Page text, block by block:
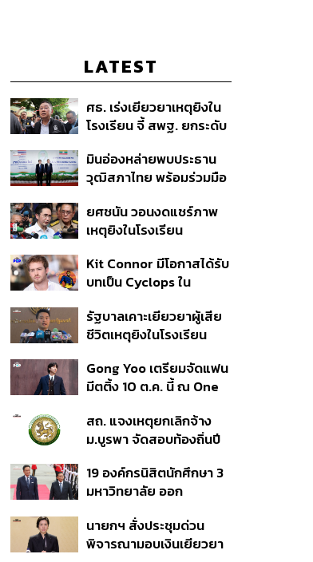
LATEST
ศธ. เร่งเยียวยาเหตุยิงใน
โรงเรียน จี้ สพฐ. ยกระดับ
ผบ.ตร. สั่งเช็กประวัติผู้ก่อ
เหตุ หลังพบยิงจุดตาย
มินอ่องหล่ายพบประธาน
วุฒิสภาไทย พร้อมร่วมมือ
ข้ามแดน-สารพิษในแม่น้ำ
ยศชนัน วอนงดแชร์ภาพ
เหตุยิงในโรงเรียน
เรียนชั่วคราว-เร่งเยียวยา
จิตใจ
Kit Connor มีโอกาสได้รับ
บทเป็น Cyclops ใน
เวอร์ชันใหม่
รัฐบาลเคาะเยียวยาผู้เสีย
ชีวิตเหตุยิงในโรงเรียน
เหตุในอดีต เข้าเกณฑ์
สาธารณภัย พร้อมเร่งจ่าย
Gong Yoo เตรียมจัดแฟน
มีตติ้ง 10 ต.ค. นี้ ณ One
สถ. แจงเหตุยกเลิกจ้าง
ม.บูรพา จัดสอบท้องถิ่นปี
19 องค์กรนิสิตนักศึกษา 3
มหาวิทยาลัย ออก
รัฐบาลต้อนรับ ‘มิน อ่อง
หล่าย’
นายกฯ สั่งประชุมด่วน
พิจารณามอบเงินเยียวยา